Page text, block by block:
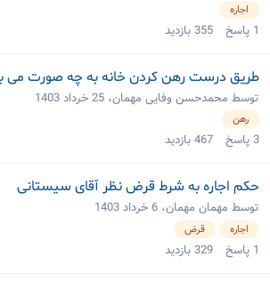
اجاره
1 پاسخ 355بازدید
طریق درست رهن کردن خانه به چه صورت می
توسط محمدحسن وفایی مهمان، 25 خرداد 1403
رهن
3پاسخ 467بازدید
حکم اجاره به شرط قرض نظر آقای سیستانی
توسط مهمان مهمان، 6 خرداد 1403
اجاره قرض
1 پاسخ 329بازدید